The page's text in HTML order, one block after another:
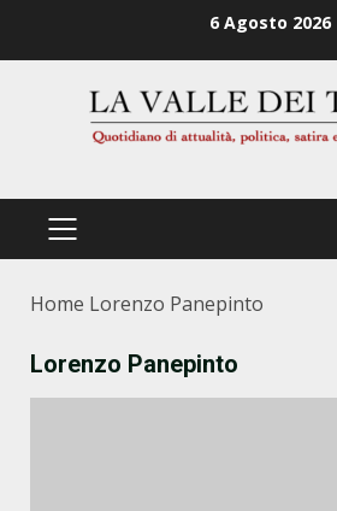
6 Agosto 2026
PRIMÄRES
Home Lorenzo Panepinto
Lorenzo Panepinto